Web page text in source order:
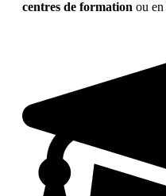
centres de formation ou en